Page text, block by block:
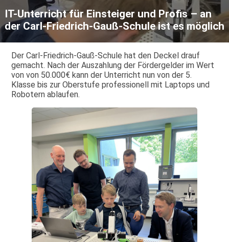
IT-Unterricht für Einsteiger und Profis – an
der Carl-Friedrich-Gauß-Schule ist es möglich
Der Carl-Friedrich-Gauß-Schule hat den Deckel drauf
gemacht. Nach der Auszahlung der Fördergelder im Wert
von von 50.000€ kann der Unterricht nun von der 5.
Klasse bis zur Oberstufe professionell mit Laptops und
Robotern ablaufen.